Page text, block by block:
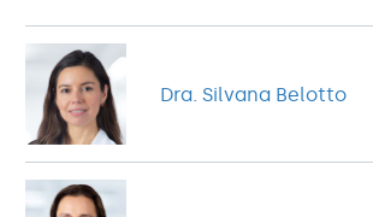
Dra. Silvana Belotto